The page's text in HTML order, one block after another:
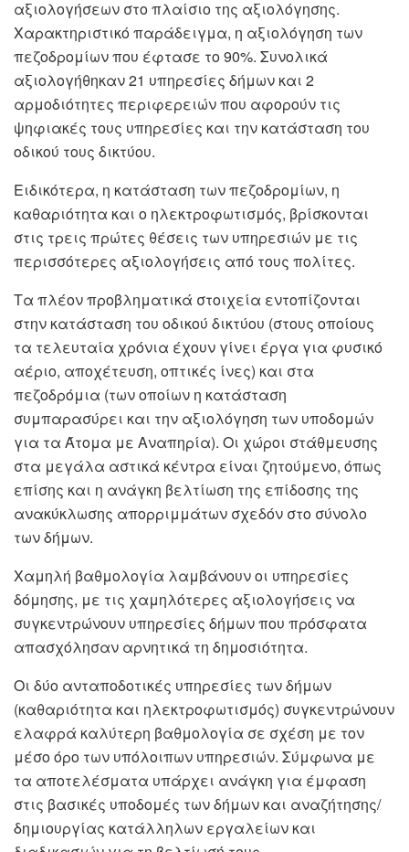
αξιολογήσεων στο πλαίσιο της αξιολόγησης.
Χαρακτηριστικό παράδειγμα, η αξιολόγηση των
πεζοδρομίων που έφτασε το 90%. Συνολικά
αξιολογήθηκαν 21 υπηρεσίες δήμων και 2
αρμοδιότητες περιφερειών που αφορούν τις
ψηφιακές τους υπηρεσίες και την κατάσταση του
οδικού τους δικτύου.
Ειδικότερα, η κατάσταση των πεζοδρομίων, η
καθαριότητα και ο ηλεκτροφωτισμός, βρίσκονται
στις τρεις πρώτες θέσεις των υπηρεσιών με τις
περισσότερες αξιολογήσεις από τους πολίτες.
Τα πλέον προβληματικά στοιχεία εντοπίζονται
στην κατάσταση του οδικού δικτύου (στους οποίους
τα τελευταία χρόνια έχουν γίνει έργα για φυσικό
αέριο, αποχέτευση, οπτικές ίνες) και στα
πεζοδρόμια (των οποίων η κατάσταση
συμπαρασύρει και την αξιολόγηση των υποδομών
για τα Άτομα με Αναπηρία). Οι χώροι στάθμευσης
στα μεγάλα αστικά κέντρα είναι ζητούμενο, όπως
επίσης και η ανάγκη βελτίωση της επίδοσης της
ανακύκλωσης απορριμμάτων σχεδόν στο σύνολο
των δήμων.
Χαμηλή βαθμολογία λαμβάνουν οι υπηρεσίες
δόμησης, με τις χαμηλότερες αξιολογήσεις να
συγκεντρώνουν υπηρεσίες δήμων που πρόσφατα
απασχόλησαν αρνητικά τη δημοσιότητα.
Οι δύο ανταποδοτικές υπηρεσίες των δήμων
(καθαριότητα και ηλεκτροφωτισμός) συγκεντρώνουν
ελαφρά καλύτερη βαθμολογία σε σχέση με τον
μέσο όρο των υπόλοιπων υπηρεσιών. Σύμφωνα με
τα αποτελέσματα υπάρχει ανάγκη για έμφαση
στις βασικές υποδομές των δήμων και αναζήτησης/
δημιουργίας κατάλληλων εργαλείων και